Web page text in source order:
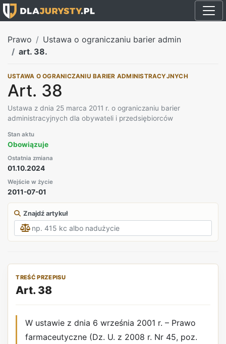
Prawo
Ustawa o ograniczaniu barier admin
art. 38.
USTAWA O OGRANICZANIU BARIER ADMINISTRACYJNYCH
Art. 38
Ustawa z dnia 25 marca 2011 r. o ograniczaniu barier
administracyjnych dla obywateli i przedsiębiorców
Stan aktu
Obowiązuje
Ostatnia zmiana
01.10.2024
Wejście w życie
2011-07-01
Znajdź artykuł
TREŚĆ PRZEPISU
Art. 38
W ustawie z dnia 6 września 2001 r. – Prawo
farmaceutyczne (Dz. U. z 2008 r. Nr 45, poz.